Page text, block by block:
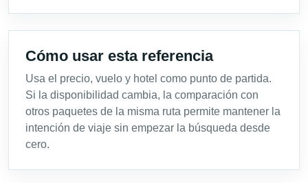
Cómo usar esta referencia
Usa el precio, vuelo y hotel como punto de partida.
Si la disponibilidad cambia, la comparación con
otros paquetes de la misma ruta permite mantener la
intención de viaje sin empezar la búsqueda desde
cero.